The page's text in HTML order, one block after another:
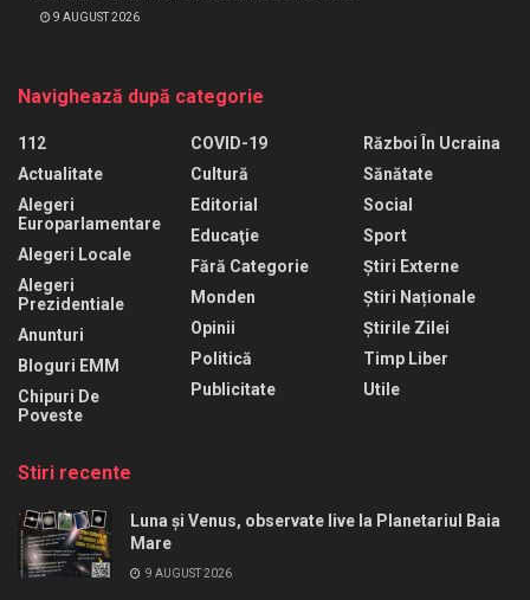
9 AUGUST 2026
Navighează după categorie
112
Actualitate
Alegeri
Europarlamentare
Alegeri Locale
Alegeri
Prezidentiale
Anunturi
Bloguri EMM
Chipuri De
Poveste
COVID-19
Cultură
Editorial
Educaţie
Fără Categorie
Monden
Opinii
Politică
Publicitate
Război În Ucraina
Sănătate
Social
Sport
Știri Externe
Știri Naționale
Știrile Zilei
Timp Liber
Utile
Stiri recente
Luna și Venus, observate live la Planetariul Baia
Mare
9 AUGUST 2026